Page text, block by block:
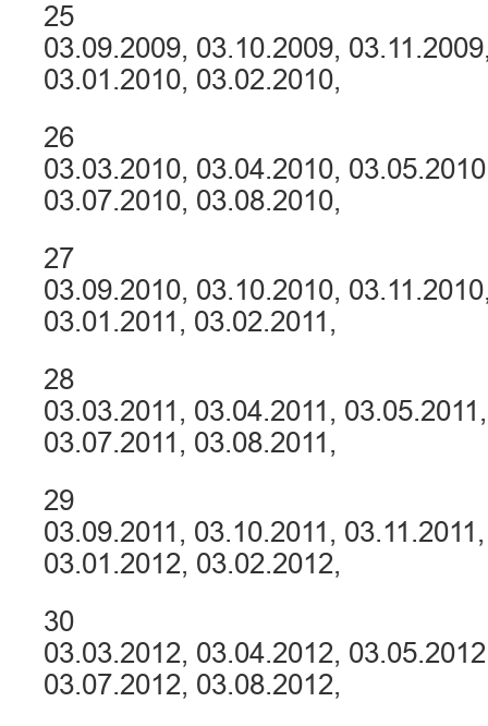
25
03.09.2009, 03.10.2009,
03.01.2010, 03.02.2010,
26
03.03.2010, 03.04.2010,
03.07.2010, 03.08.2010,
27
03.09.2010, 03.10.2010,
03.01.2011, 03.02.2011,
28
03.03.2011, 03.04.2011,
03.07.2011, 03.08.2011,
29
03.09.2011, 03.10.2011,
03.01.2012, 03.02.2012,
30
03.03.2012, 03.04.2012,
03.07.2012, 03.08.2012,